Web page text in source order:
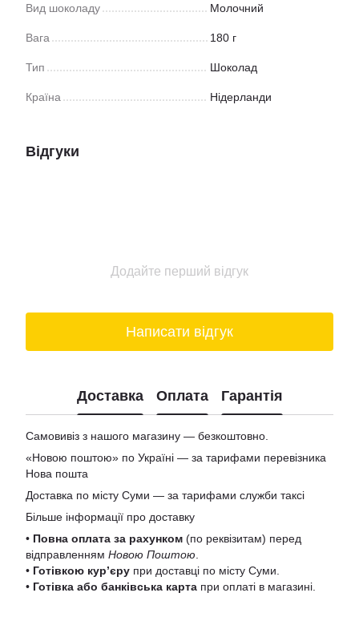
Вид шоколаду Молочний
Вага 180 г
Тип Шоколад
Країна Нідерланди
Відгуки
Додайте перший відгук
Написати відгук
Доставка Оплата Гарантія
Самовивіз з нашого магазину — безкоштовно.
«Новою поштою» по Україні — за тарифами перевізника
Нова пошта
Доставка по місту Суми — за тарифами служби таксі
Більше інформації про доставку
• Повна оплата за рахунком (по реквізитам) перед
відправленням Новою Поштою.
• Готівкою кур’єру при доставці по місту Суми.
• Готівка або банківська карта при оплаті в магазині.